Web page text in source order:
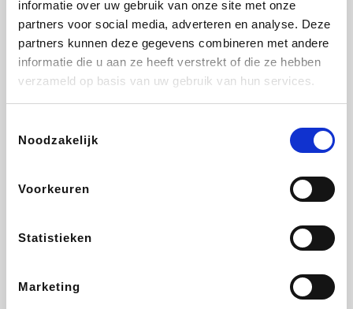
informatie over uw gebruik van onze site met onze
partners voor social media, adverteren en analyse. Deze
partners kunnen deze gegevens combineren met andere
informatie die u aan ze heeft verstrekt of die ze hebben
verzameld op basis van uw gebruik van hun services.
Noodzakelijk
Voorkeuren
Statistieken
Marketing
All Accor
DectDirect
SupraBazar